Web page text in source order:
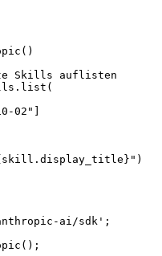
Skills auflisten
02"
skill.display_title } " )
ai/sdk' ;
();